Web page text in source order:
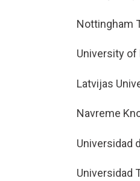
Nottingham
University of
Latvijas
Navreme
Universidad
Universidad